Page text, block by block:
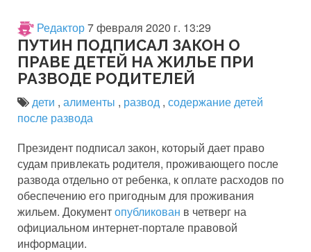
Редактор7 февраля 2020 г. 13:29
ПУТИН ПОДПИСАЛ ЗАКОН О
ПРАВЕ ДЕТЕЙ НА ЖИЛЬЕ ПРИ
РАЗВОДЕ РОДИТЕЛЕЙ
дети , алименты , развод , содержание детей
после развода
Президент подписал закон, который дает право
судам привлекать родителя, проживающего после
развода отдельно от ребенка, к оплате расходов по
обеспечению его пригодным для проживания
жильем. Документопубликован в четверг на
официальном интернет-портале правовой
информации.